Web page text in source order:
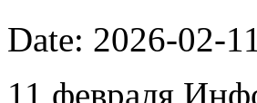
Date: 2026-02-11
11 февраля